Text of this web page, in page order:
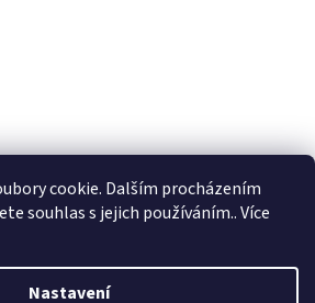
cookie. Dalším procházením
souhlas s jejich používáním.. Více
Nastavení